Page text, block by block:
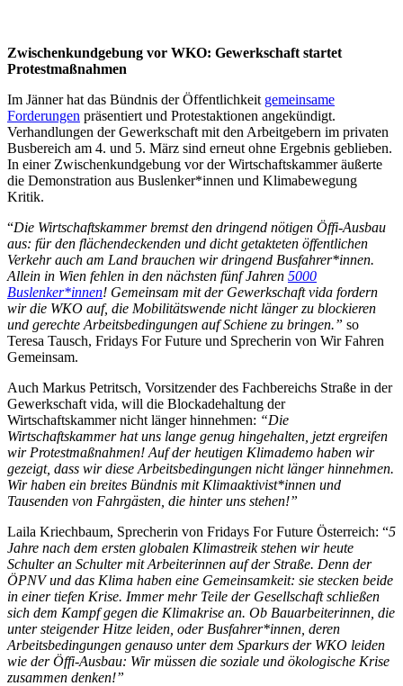
Zwischenkundgebung vor WKO: Gewerkschaft startet
Protestmaßnahmen
Im Jänner hat das Bündnis der Öffentlichkeit gemeinsame
Forderungen präsentiert und Protestaktionen angekündigt.
Verhandlungen der Gewerkschaft mit den Arbeitgebern im privaten
Busbereich am 4. und 5. März sind erneut ohne Ergebnis geblieben.
In einer Zwischenkundgebung vor der Wirtschaftskammer äußerte
die Demonstration aus Buslenker*innen und Klimabewegung
Kritik.
“Die Wirtschaftskammer bremst den dringend nötigen Öffi-Ausbau
aus: für den flächendeckenden und dicht getakteten öffentlichen
Verkehr auch am Land brauchen wir dringend Busfahrer*innen.
Allein in Wien fehlen in den nächsten fünf Jahren 5000
Buslenker*innen! Gemeinsam mit der Gewerkschaft vida fordern
wir die WKO auf, die Mobilitätswende nicht länger zu blockieren
und gerechte Arbeitsbedingungen auf Schiene zu bringen.” so
Teresa Tausch, Fridays For Future und Sprecherin von Wir Fahren
Gemeinsam.
Auch Markus Petritsch, Vorsitzender des Fachbereichs Straße in der
Gewerkschaft vida, will die Blockadehaltung der
Wirtschaftskammer nicht länger hinnehmen: “Die
Wirtschaftskammer hat uns lange genug hingehalten, jetzt ergreifen
wir Protestmaßnahmen! Auf der heutigen Klimademo haben wir
gezeigt, dass wir diese Arbeitsbedingungen nicht länger hinnehmen.
Wir haben ein breites Bündnis mit Klimaaktivist*innen und
Tausenden von Fahrgästen, die hinter uns stehen!”
Laila Kriechbaum, Sprecherin von Fridays For Future Österreich: “5
Jahre nach dem ersten globalen Klimastreik stehen wir heute
Schulter an Schulter mit Arbeiterinnen auf der Straße. Denn der
ÖPNV und das Klima haben eine Gemeinsamkeit: sie stecken beide
in einer tiefen Krise. Immer mehr Teile der Gesellschaft schließen
sich dem Kampf gegen die Klimakrise an. Ob Bauarbeiterinnen, die
unter steigender Hitze leiden, oder Busfahrer*innen, deren
Arbeitsbedingungen genauso unter dem Sparkurs der WKO leiden
wie der Öffi-Ausbau: Wir müssen die soziale und ökologische Krise
zusammen denken!”